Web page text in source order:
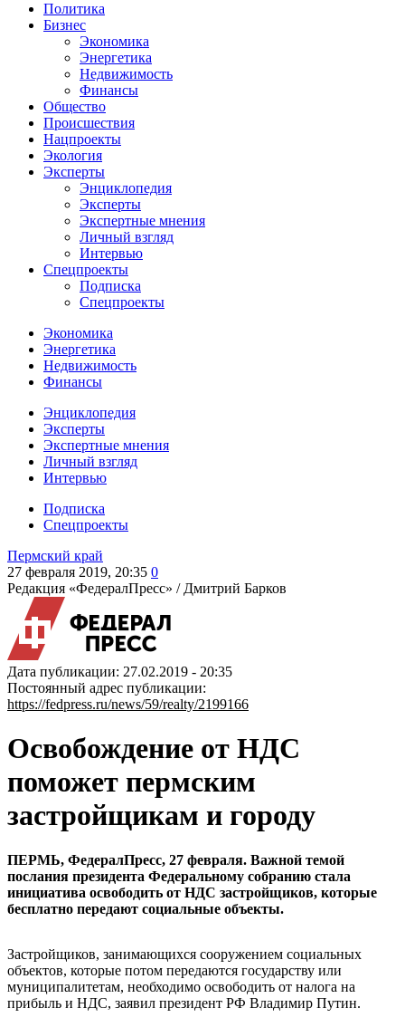
Политика
Бизнес
Экономика
Энергетика
Недвижимость
Финансы
Общество
Происшествия
Нацпроекты
Экология
Эксперты
Энциклопедия
Эксперты
Экспертные мнения
Личный взгляд
Интервью
Спецпроекты
Подписка
Спецпроекты
Экономика
Энергетика
Недвижимость
Финансы
Энциклопедия
Эксперты
Экспертные мнения
Личный взгляд
Интервью
Подписка
Спецпроекты
Пермский край
27 февраля 2019, 20:35 0
Редакция «ФедералПресс» / Дмитрий Барков
Дата публикации: 27.02.2019 - 20:35
Постоянный адрес публикации:
https://fedpress.ru/news/59/realty/2199166
Освобождение от НДС
поможет пермским
застройщикам и городу
ПЕРМЬ, ФедералПресс, 27 февраля. Важной темой
послания президента Федеральному собранию стала
инициатива освободить от НДС застройщиков, которые
бесплатно передают социальные объекты.
Застройщиков, занимающихся сооружением социальных
объектов, которые потом передаются государству или
муниципалитетам, необходимо освободить от налога на
прибыль и НДС, заявил президент РФ Владимир Путин.